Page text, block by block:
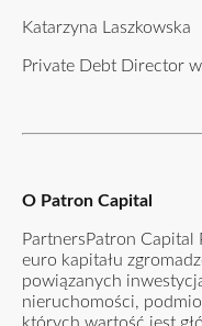
Katarzyna Laszkowska
Private Debt Director
O Patron Capital
PartnersPatron Capital
euro kapitału
powiązanych
nieruchomości,